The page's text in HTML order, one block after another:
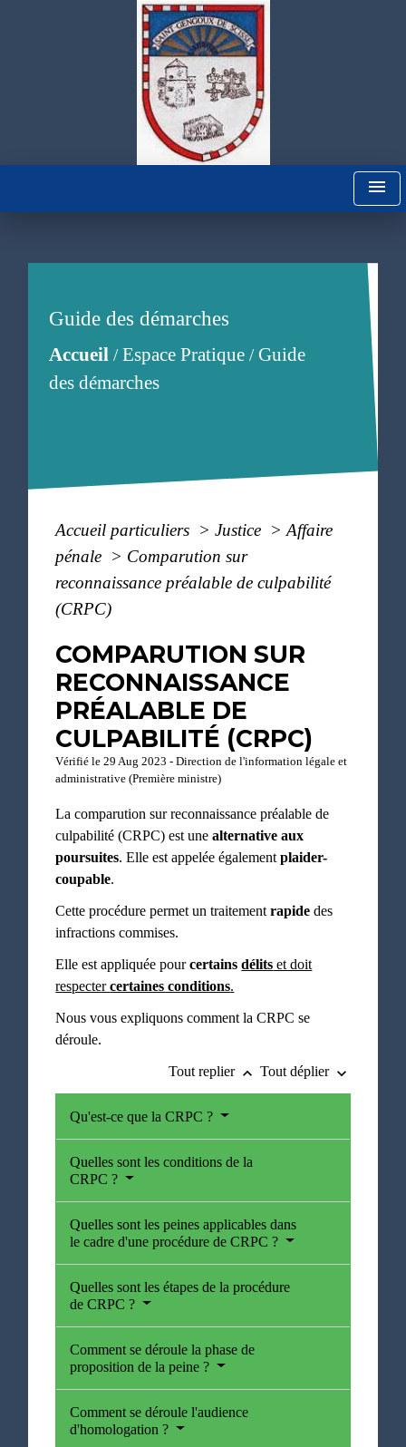
menu
Guide des démarches
Accueil/Espace Pratique/Guide
des démarches
Accueil particuliers > Justice > Affaire
pénale > Comparution sur
reconnaissance préalable de culpabilité
(CRPC)
COMPARUTION SUR
RECONNAISSANCE
PRÉALABLE DE
CULPABILITÉ (CRPC)
Vérifié le 29 Aug 2023 - Direction de l'information légale et
administrative (Première ministre)
La comparution sur reconnaissance préalable de
culpabilité (CRPC) est unealternative aux
poursuites. Elle est appelée égalementplaider-
coupable.
Cette procédure permet un traitementrapide des
infractions commises.
Elle est appliquée pourcertainsdélits et doit
respectercertaines conditions.
Nous vous expliquons comment la CRPC se
déroule.
Tout replier keyboard_arrow_up Tout déplier keyboard_arrow_down
Qu'est-ce que la CRPC ?
Quelles sont les conditions de la
CRPC ?
Quelles sont les peines applicables dans
le cadre d'une procédure de CRPC ?
Quelles sont les étapes de la procédure
de CRPC ?
Comment se déroule la phase de
proposition de la peine ?
Comment se déroule l'audience
d'homologation ?